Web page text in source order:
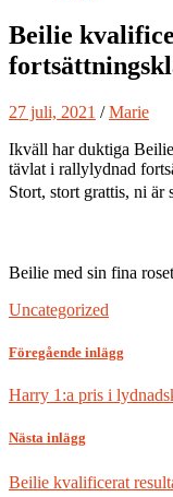
Beilie
27 juli, 2021 /Marie
Ikväll har duktiga
tävlat i rallylydnad
Stort, stort grattis, ni
Beilie med sin fina
Uncategorized
Föregående inlägg
Harry 1:a pris i
Nästa inlägg
Beilie kvalificerat